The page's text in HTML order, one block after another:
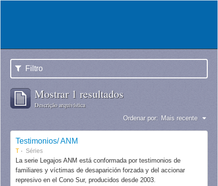
Filtro
Mostrar 1 resultados
Descrição arquivística
Ordenar por: Mais recente
Testimonios/ ANM
T Séries
La serie Legajos ANM está conformada por testimonios de
familiares y víctimas de desaparición forzada y del accionar
represivo en el Cono Sur, producidos desde 2003.